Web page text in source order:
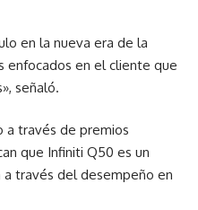
en la nueva era de la
enfocados en el cliente que
señaló.
a través de premios
que Infiniti Q50 es un
través del desempeño en